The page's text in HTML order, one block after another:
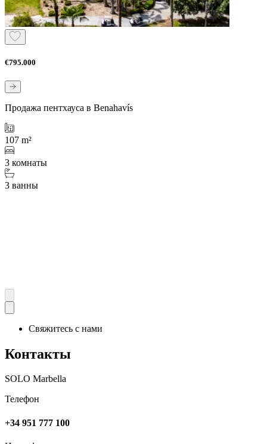
€795.000
Продажа пентхауса в Benahavís
107 m²
3 комнаты
3 ванны
Свяжитесь с нами
Контакты
SOLO Marbella
Телефон
+34 951 777 100